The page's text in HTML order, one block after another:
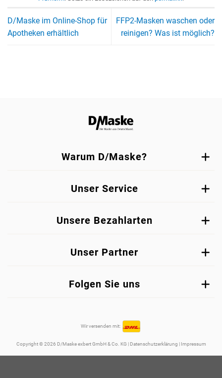
D/Maske im Online-Shop für
Apotheken erhältlich
FFP2-Masken waschen oder
reinigen? Was ist möglich?
Warum D/Maske?
Unser Service
Unsere Bezahlarten
Unser Partner
Folgen Sie uns
Wir versenden mit:
Copyright © 2026 D/Maske exbert GmbH & Co. KG | Datenschutzerklärung Impressum